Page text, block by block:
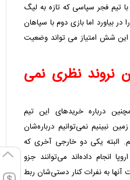
فجر سپاسی که تازه به لیگ
در بیاورد اما بازی دوم با سپاهان
شش امتیاز می تواند وضعیت
نروند نظری نمی
درباره خریدهای این تیم
نبینیم نمی‌توانیم درباره‌شان
البته یکی دو خارجی آخری که
انجام داده‌اند می‌توانند جزو
به نفرات کنار دستی‌شان ربط